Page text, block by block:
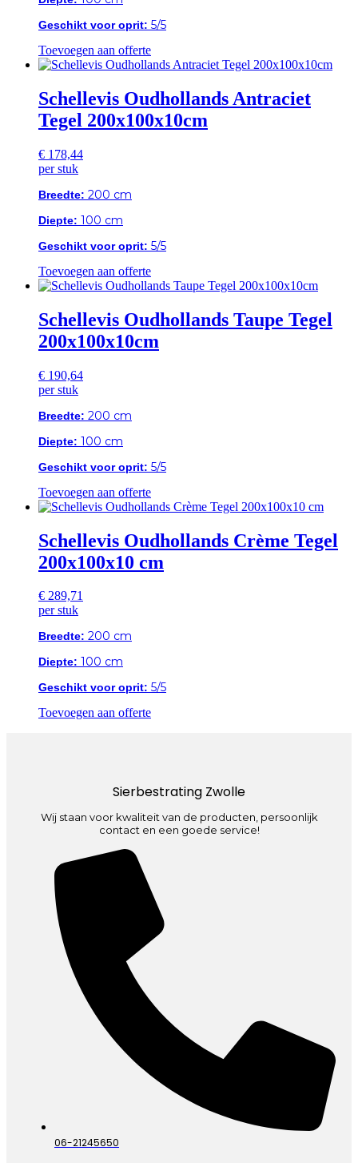
Geschikt voor oprit: 5/5
Toevoegen aan offerte
Schellevis Oudhollands Antraciet
Tegel 200x100x10cm
€ 178,44
per stuk
Breedte: 200 cm
Diepte: 100 cm
Geschikt voor oprit: 5/5
Toevoegen aan offerte
Schellevis Oudhollands Taupe Tegel
200x100x10cm
€ 190,64
per stuk
Breedte: 200 cm
Diepte: 100 cm
Geschikt voor oprit: 5/5
Toevoegen aan offerte
Schellevis Oudhollands Crème Tegel
200x100x10 cm
€ 289,71
per stuk
Breedte: 200 cm
Diepte: 100 cm
Geschikt voor oprit: 5/5
Toevoegen aan offerte
Sierbestrating Zwolle
Wij staan voor kwaliteit van de producten, persoonlijk
contact en een goede service!
06-21245650